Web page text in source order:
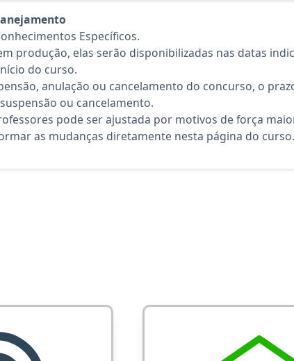
Específicos.
produção, elas serão disponibilizadas nas datas
do curso.
anulação ou cancelamento do concurso, o
ou cancelamento.
pode ser ajustada por motivos de força
as mudanças diretamente nesta página do curso.